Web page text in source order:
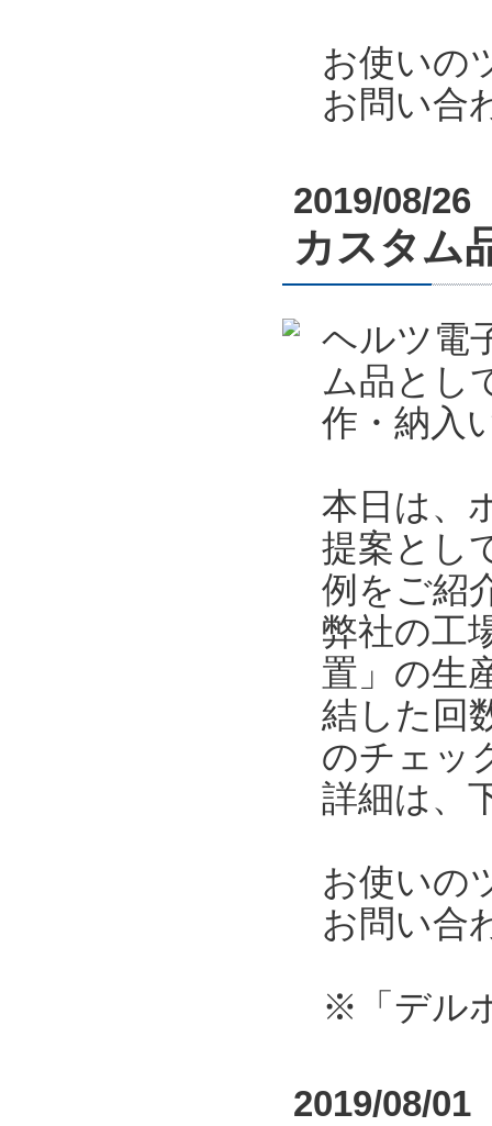
お使いの
お問い合
2019/08/26
カスタム
ヘルツ電
ム品とし
作・納入
本日は、
提案とし
例をご紹
弊社の工
置」の生
結した回
のチェッ
詳細は、
お使いの
お問い合
※「デル
2019/08/01